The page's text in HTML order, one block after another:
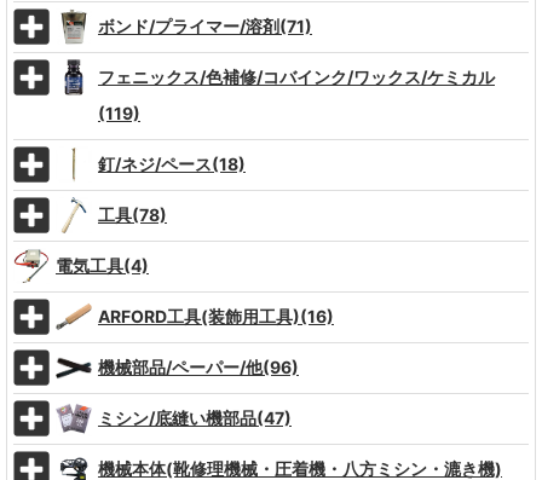
ボンド/プライマー/溶剤(71)
フェニックス/色補修/コバインク/ワックス/ケミカル
(119)
釘/ネジ/ペース(18)
工具(78)
電気工具(4)
ARFORD工具(装飾用工具)(16)
機械部品/ペーパー/他(96)
ミシン/底縫い機部品(47)
機械本体(靴修理機械・圧着機・八方ミシン・漉き機)